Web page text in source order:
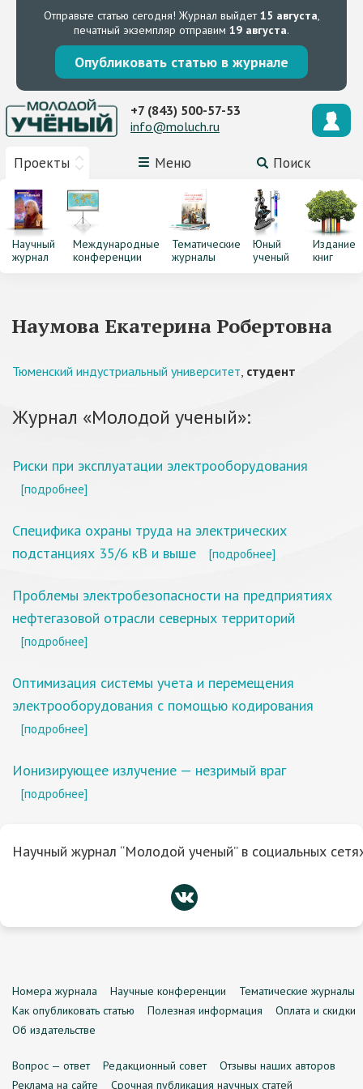
Отправьте статью сегодня! Журнал выйдет15 августа,
печатный экземпляр отправим 19 августа.
Опубликовать статью в журнале
Проекты Меню Поиск
+7 (843) 500-57-53
info@moluch.ru
Научный
журнал
Международные
конференции
Тематические
журналы
Юный
ученый
Издание
книг
Наумова Екатерина Робертовна
Тюменский индустриальный университет, студент
Журнал «Молодой ученый»:
Риски при эксплуатации электрооборудования
[подробнее]
Специфика охраны труда на электрических
подстанциях 35/6 кВ и выше
[подробнее]
Проблемы электробезопасности на предприятиях
нефтегазовой отрасли северных территорий
[подробнее]
Оптимизация системы учета и перемещения
электрооборудования с помощью кодирования
[подробнее]
Ионизирующее излучение — незримый враг
[подробнее]
Научный журнал “Молодой ученый” в социальных
Номера журнала Научные конференции
Тематические журналы
Как опубликовать статью
Полезная информация
Оплата и скидки
Об издательстве
Вопрос — ответ Редакционный совет
Отзывы наших авторов
Реклама на сайте
Срочная публикация научных статей